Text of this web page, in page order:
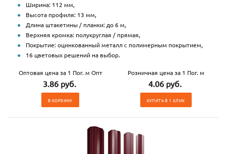
Ширина: 112 мм,
Высота профиля: 13 мм,
Длина штакетины / планки: до 6 м,
Верхняя кромка: полукруглая / прямая,
Покрытие: оцинкованный металл с полимерным покрытием,
16 цветовых решений на выбор.
Оптовая цена за 1 Пог. м Опт
3.86 руб.
В КОРЗИНУ
Розничная цена за 1 Пог. м
4.06 руб.
КУПИТЬ В 1 КЛИК